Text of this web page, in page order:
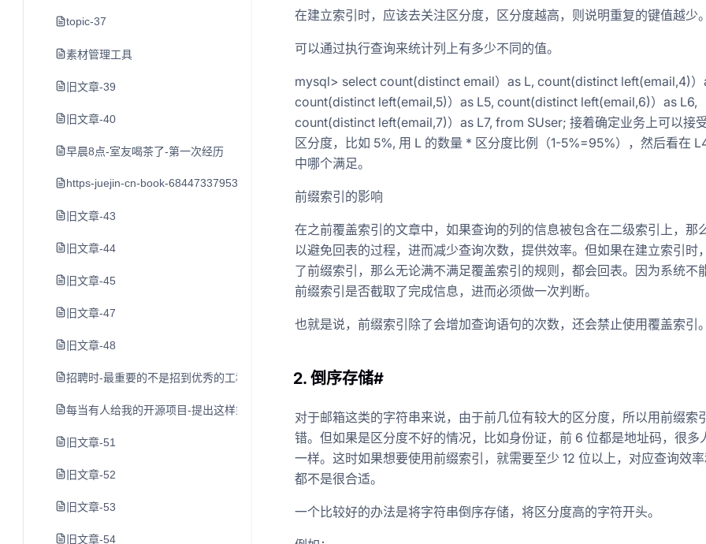
topic-37
素材管理工具
旧文章-39
旧文章-40
早晨8点-室友喝茶了-第一次经历
https-juejin-cn-book-6844733795329900551-section-6844733795380232206
旧文章-43
旧文章-44
旧文章-45
旧文章-47
旧文章-48
招聘时-最重要的不是招到优秀的工程师-而是避免招到糟糕的工程师
每当有人给我的开源项目-提出这样或那样的要求-我就给他三个-f-让他自己选一个
旧文章-51
旧文章-52
旧文章-53
旧文章-54
在建立索引时，应该去关注区分度，区分度越高，则说明重复的键值越少。
可以通过执行查询来统计列上有多少不同的值。
mysql> select count(distinct email）as L, count(distinct left(email,4)）
count(distinct left(email,5)）as L5, count(distinct left(email,6)）as L6,
count(distinct left(email,7)）as L7, from SUser; 接着确定业务上可以接
区分度，比如 5%, 用 L 的数量 * 区分度比例（1-5%=95%），然后看在
中哪个满足。
前缀索引的影响
在之前覆盖索引的文章中，如果查询的列的信息被包含在二级索引上，那
以避免回表的过程，进而减少查询次数，提供效率。但如果在建立索引时
了前缀索引，那么无论满不满足覆盖索引的规则，都会回表。因为系统不
前缀索引是否截取了完成信息，进而必须做一次判断。
也就是说，前缀索引除了会增加查询语句的次数，还会禁止使用覆盖索引。
2. 倒序存储#
对于邮箱这类的字符串来说，由于前几位有较大的区分度，所以用前缀索
错。但如果是区分度不好的情况，比如身份证，前 6 位都是地址码，很多
一样。这时如果想要使用前缀索引，就需要至少 12 位以上，对应查询效
都不是很合适。
一个比较好的办法是将字符串倒序存储，将区分度高的字符开头。